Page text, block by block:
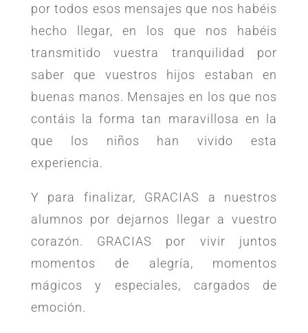
por todos esos mensajes que nos habéis
hecho llegar, en los que nos habéis
transmitido vuestra tranquilidad por
saber que vuestros hijos estaban en
buenas manos. Mensajes en los que nos
contáis la forma tan maravillosa en la
que los niños han vivido esta
experiencia.
Y para finalizar, GRACIAS a nuestros
alumnos por dejarnos llegar a vuestro
corazón. GRACIAS por vivir juntos
momentos de alegría, momentos
mágicos y especiales, cargados de
emoción.